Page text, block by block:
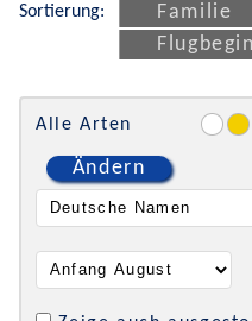
Sortierung: Familie
Alle Arten
Ändern